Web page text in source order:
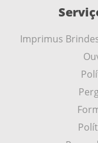
Imprimus